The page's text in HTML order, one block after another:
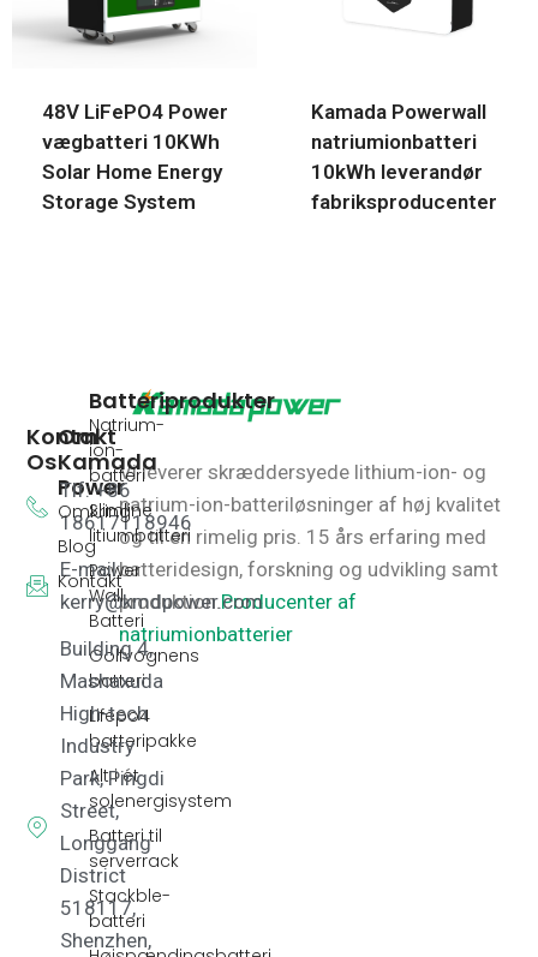
48V LiFePO4 Power
vægbatteri 10KWh
Solar Home Energy
Storage System
Kamada Powerwall
natriumionbatteri
10kWh leverandør
fabriksproducenter
Vi leverer skræddersyede lithium-ion- og
natrium-ion-batteriløsninger af høj kvalitet
og til en rimelig pris. 15 års erfaring med
batteridesign, forskning og udvikling samt
produktion.Producenter af
natriumionbatterier
Batteriprodukter
Natrium-
ion-
batteri
Slimline
litiumbatteri
Power
Wall
Batteri
Golfvognens
batteri
Lifepo4
batteripakke
Alt i ét
solenergisystem
Batteri til
serverrack
Stackble-
batteri
Om
Kamada
Power
Omkring
Blog
Kontakt
Kontakt
Os
Tlf: +86
18617118946
E-mail:
kerry@kmdpower.com
Building 4,
Mashaxuda
High-tech
Industry
Park, Pingdi
Street,
Longgang
District
518117,
Shenzhen,